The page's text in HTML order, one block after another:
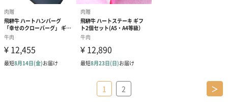
1 2 ＞